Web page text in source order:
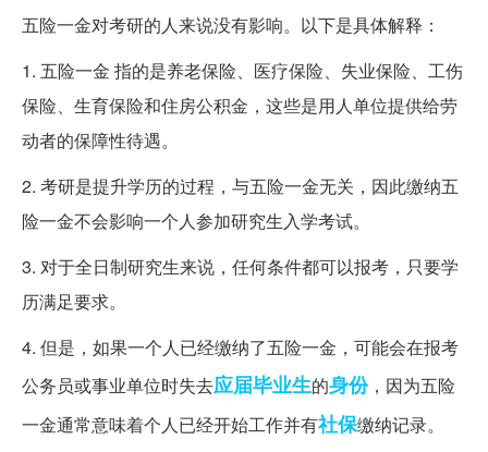
五险一金对考研的人来说没有影响。以下是具体解释：
1. 五险一金 指的是养老保险、医疗保险、失业保险、工伤
保险、生育保险和住房公积金，这些是用人单位提供给劳
动者的保障性待遇。
2. 考研是提升学历的过程，与五险一金无关，因此缴纳五
险一金不会影响一个人参加研究生入学考试。
3. 对于全日制研究生来说，任何条件都可以报考，只要学
历满足要求。
4. 但是，如果一个人已经缴纳了五险一金，可能会在报考
公务员或事业单位时失去应届毕业生的身份，因为五险
一金通常意味着个人已经开始工作并有社保缴纳记录。